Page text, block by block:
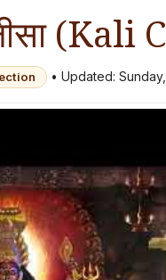
(Kali
• Updated: